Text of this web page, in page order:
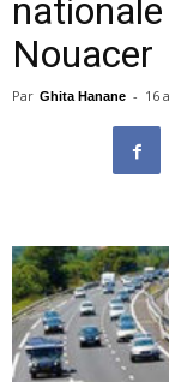
Nouacer
Par Ghita Hanane - 16